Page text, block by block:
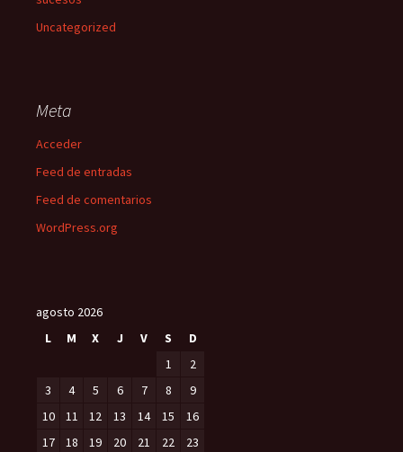
Uncategorized
Meta
Acceder
Feed de entradas
Feed de comentarios
WordPress.org
agosto 2026
L
M X J V S
D
1
2
3
4 5 6 7 8
9
10
11 12 13 14 15
16
17
18 19 20 21 22 23